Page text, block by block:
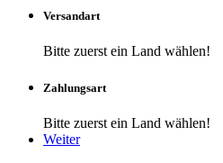
Versandart
Bitte zuerst ein Land wählen!
Zahlungsart
Bitte zuerst ein Land wählen!
Weiter